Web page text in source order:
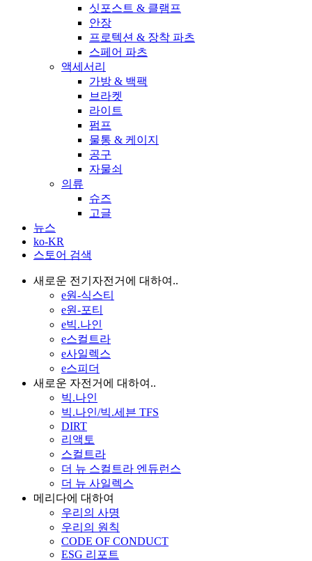
싯포스트 & 클램프
안장
프로텍션 & 장착 파츠
스페어 파츠
액세서리
가방 & 백팩
브라켓
라이트
펌프
물통 & 케이지
공구
자물쇠
의류
슈즈
고글
뉴스
ko-KR
스토어 검색
새로운 전기자전거에 대하여..
e원-식스티
e원-포티
e빅.나인
e스컬트라
e사일렉스
e스피더
새로운 자전거에 대하여..
빅.나인
빅.나인/빅.세븐 TFS
DIRT
리액토
스컬트라
더 뉴 스컬트라 엔듀런스
더 뉴 사일렉스
메리다에 대하여
우리의 사명
우리의 원칙
CODE OF CONDUCT
ESG 리포트